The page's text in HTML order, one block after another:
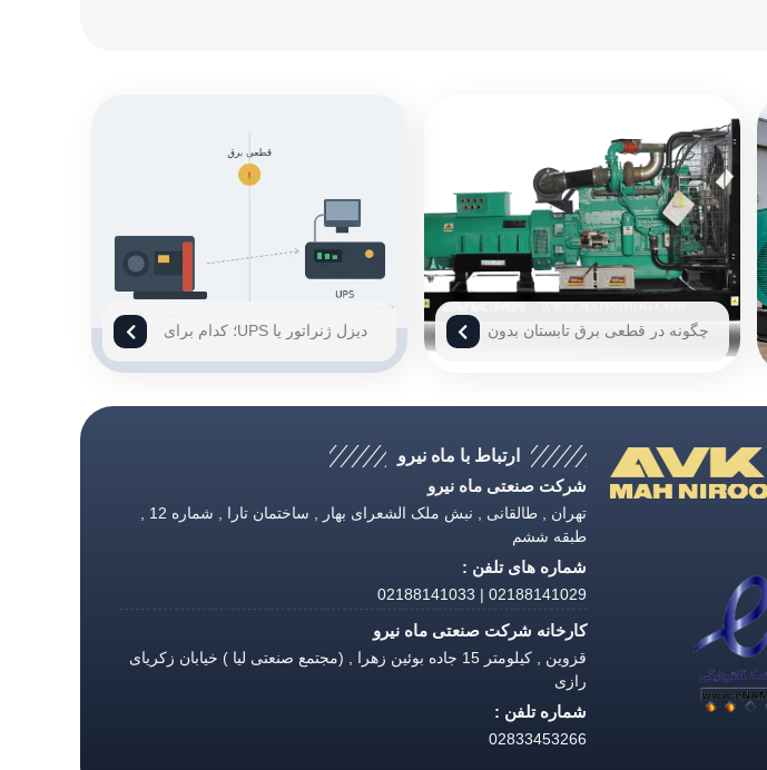
چگونه در قطعی برق تابستان بدون
دیزل ژنراتور یا UPS؛ کدام برای
ارتباط با ماه نیرو
شرکت صنعتی ماه نیرو
تهران , طالقانی , نبش ملک الشعرای بهار , ساختمان تارا , شماره 12 ,
طبقه ششم
شماره های تلفن :
02188141029 | 02188141033
کارخانه شرکت صنعتی ماه نیرو
قزوین , کیلومتر 15 جاده بوئین زهرا , (مجتمع صنعتی لیا ) خیابان زکریای
رازی
شماره تلفن :
02833453266